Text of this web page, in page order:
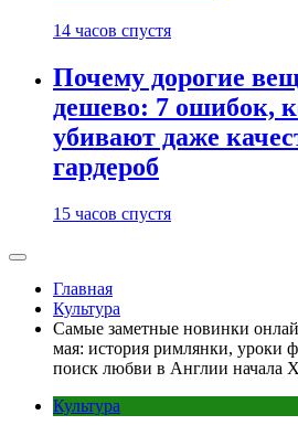
14 часов спустя
Почему дорогие
дешево: 7 ошибок,
убивают даже
гардероб
15 часов спустя
Главная
Культура
Самые заметные новинки
мая: история римлянки, уроки
поиск любви в Англии начала
Культура